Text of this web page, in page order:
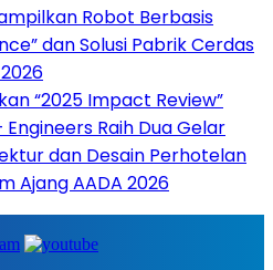
Robot Berbasis
dan Solusi Pabrik Cerdas
“2025 Impact Review”
Raih Dua Gelar
dan Desain Perhotelan
Ajang AADA 2026